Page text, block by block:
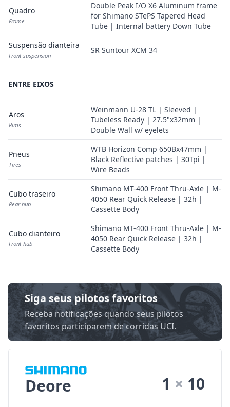
Quadro
Frame
Double Peak I/O X6 Aluminum frame
for Shimano STePS Tapered Head
Tube | Internal battery Down Tube
Suspensão dianteira
Front suspension
SR Suntour XCM 34
ENTRE EIXOS
Aros
Rims
Weinmann U-28 TL | Sleeved |
Tubeless Ready | 27.5"x32mm |
Double Wall w/ eyelets
Pneus
Tires
WTB Horizon Comp 650Bx47mm |
Black Reflective patches | 30Tpi |
Wire Beads
Cubo traseiro
Rear hub
Shimano MT-400 Front Thru-Axle | M-
4050 Rear Quick Release | 32h |
Cassette Body
Cubo dianteiro
Front hub
Shimano MT-400 Front Thru-Axle | M-
4050 Rear Quick Release | 32h |
Cassette Body
Siga seus pilotos favoritos
Receba notificações quando seus pilotos
favoritos participarem de corridas UCI.
Deore 1 × 10